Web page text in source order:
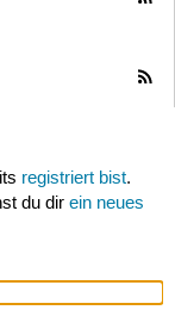
registriert bist.
du dir ein neues